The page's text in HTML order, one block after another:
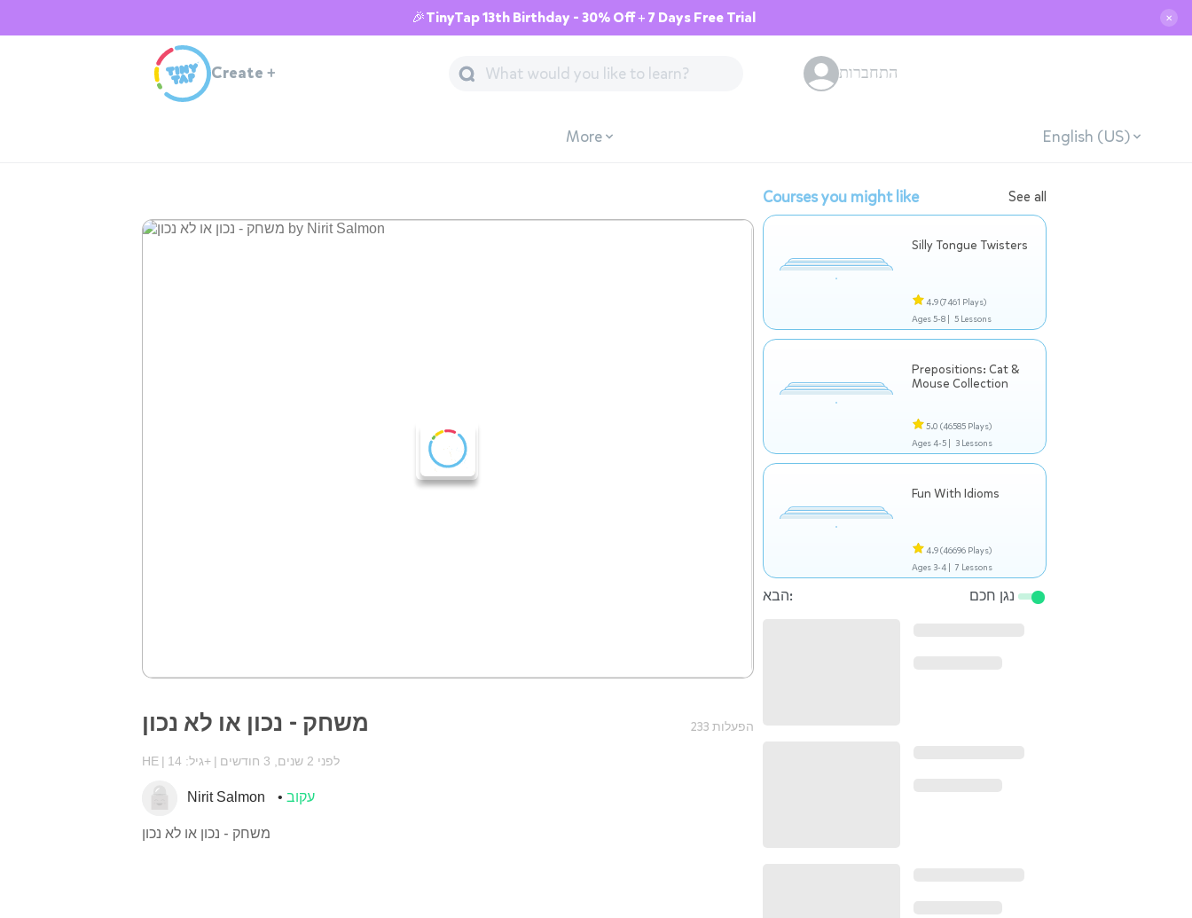
🎉TinyTap 13th Birthday - 30% Off + 7 Days Free Trial ✕
Create + התחברות
More English (US)
משחק - נכון או לא נכון 233 הפעלות
HE גיל: 14+ לפני 2 שנים, 3 חודשים
Nirit Salmon עקוב
משחק - נכון או לא נכון
Courses you might like See all
Silly Tongue Twisters
4.9(7461 Plays)
Ages 5-8 | 5 Lessons
Prepositions: Cat &
Mouse Collection
5.0 (46585 Plays)
Ages 4-5 | 3 Lessons
Fun With Idioms
4.9(46696 Plays)
Ages 3-4 | 7 Lessons
הבא: